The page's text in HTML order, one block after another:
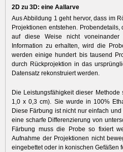
2D zu 3D: eine Aallarve
Aus Abbildung 1 geht hervor, dass im
Projektionen entstehen.
auf diese Weise nicht voneinander
Information zu erhalten, wird die
werden einige hundert bis tausend
durch Rückprojektion in das
Datensatz rekonstruiert werden.
Die Leistungsfähigkeit dieser
1,0 x 0,3 cm). Sie wurde in 100%
Diese Färbung ist nicht nur einfach
eine scharfe Differenzierung von
Färbung muss die Probe so fixiert
Aufnahme der Projektionen nicht
eingebettet oder in konischen Gefäßen